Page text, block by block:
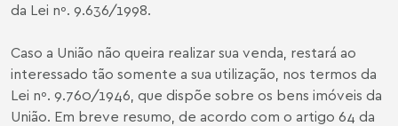
da Lei nº. 9.636/1998.
Caso a União não queira realizar sua venda, restará ao
interessado tão somente a sua utilização, nos termos da
Lei nº. 9.760/1946, que dispõe sobre os bens imóveis da
União. Em breve resumo, de acordo com o artigo 64 da